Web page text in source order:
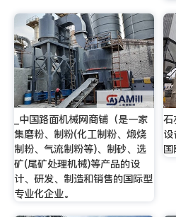
_中国路面机械网商铺（是一家
集磨粉、制粉(化工制粉、煅烧
制粉、气流制粉等)、制砂、选
矿(尾矿处理机械)等产品的设
计、研发、制造和销售的国际型
专业化企业。
国